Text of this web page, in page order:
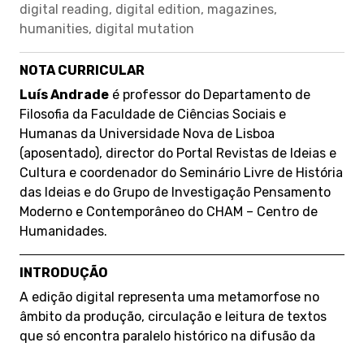
digital reading, digital edition, magazines,
humanities, digital mutation
NOTA CURRICULAR
Luís Andrade é professor do Departamento de
Filosofia da Faculdade de Ciências Sociais e
Humanas da Universidade Nova de Lisboa
(aposentado), director do Portal Revistas de Ideias e
Cultura e coordenador do Seminário Livre de História
das Ideias e do Grupo de Investigação Pensamento
Moderno e Contemporâneo do CHAM – Centro de
Humanidades.
INTRODUÇÃO
A edição digital representa uma metamorfose no
âmbito da produção, circulação e leitura de textos
que só encontra paralelo histórico na difusão da